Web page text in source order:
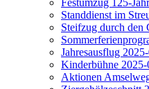
Festumzug 125-
Standdienst im
Steifzug durch den
Jahresausflug
Kinderbühne
Aktionen